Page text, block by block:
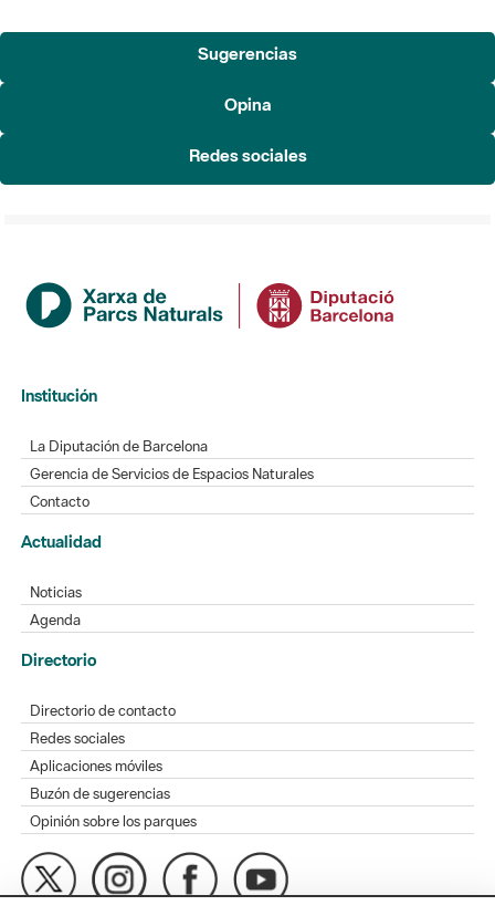
Sugerencias
Opina
Redes sociales
Institución
La Diputación de Barcelona
Gerencia de Servicios de Espacios Naturales
Contacto
Actualidad
Noticias
Agenda
Directorio
Directorio de contacto
Redes sociales
Aplicaciones móviles
Buzón de sugerencias
Opinión sobre los parques